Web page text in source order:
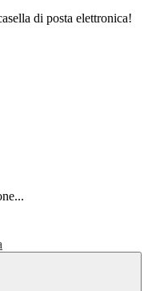
di posta elettronica!